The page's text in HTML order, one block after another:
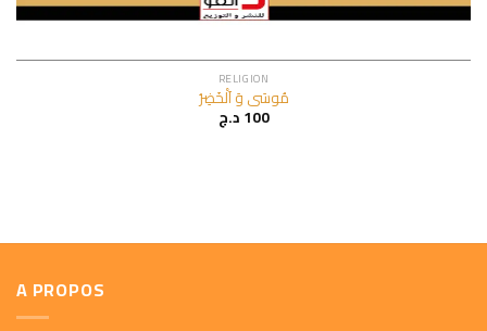
RELIGION
مُوسَى وَ اَلْخَضِرُ
100د.ج
A PROPOS